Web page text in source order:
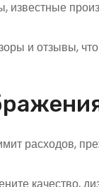
известные
и отзывы,
расходов,